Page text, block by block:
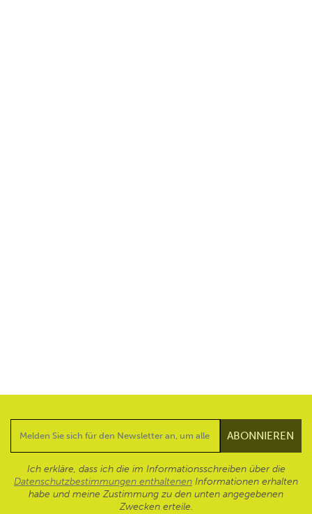
Ich erkläre, dass ich die im Informationsschreiben über die
Datenschutzbestimmungen enthaltenen Informationen erhalten
habe und meine Zustimmung zu den unten angegebenen
Zwecken erteile.